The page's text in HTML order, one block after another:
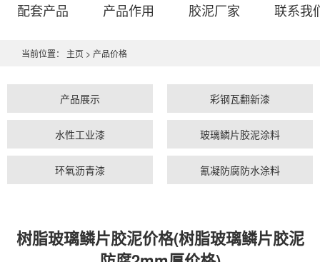
配套产品 产品作用 胶泥厂家 联系我
当前位置： 主页 > 产品价格
产品展示 彩钢瓦翻新漆
水性工业漆 玻璃鳞片胶泥涂料
环氧沥青漆 氰凝防腐防水涂料
树脂玻璃鳞片胶泥价格(树脂玻璃鳞片胶泥